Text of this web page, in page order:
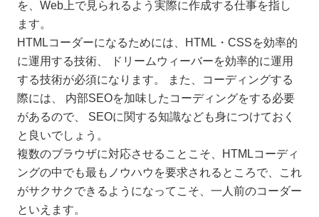
を、Web上で見られるよう実際に作成する仕事を指し
ます。
HTMLコーダーになるためには、HTML・CSSを効率的
に運用する技術、 ドリームウィーバーを効率的に運用
する技術が必須になります。 また、コーディングする
際には、 内部SEOを加味したコーディングをする必要
があるので、 SEOに関する知識なども身につけておく
と良いでしょう。
複数のブラウザに対応させることこそ、HTMLコーディ
ングの中でも最もノウハウを要求されるところで、これ
がサクサクできるようになってこそ、一人前のコーダー
といえます。